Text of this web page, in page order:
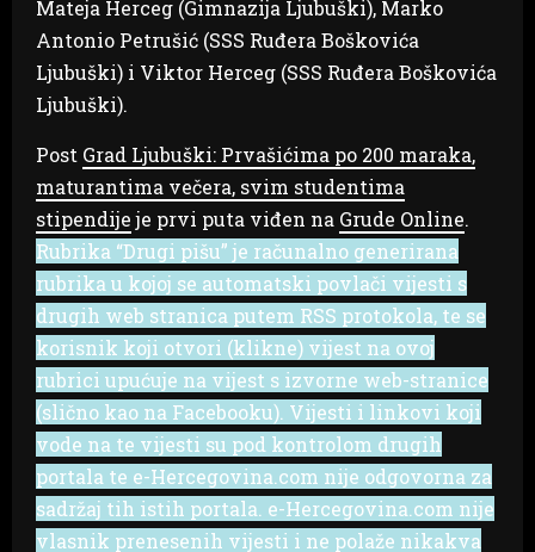
Mateja Herceg (Gimnazija Ljubuški), Marko
Antonio Petrušić (SSS Ruđera Boškovića
Ljubuški) i Viktor Herceg (SSS Ruđera Boškovića
Ljubuški).
Post Grad Ljubuški: Prvašićima po 200 maraka,
maturantima večera, svim studentima
stipendijeje prvi puta viđen na Grude Online.
Rubrika “Drugi pišu” je računalno generirana
rubrika u kojoj se automatski povlači vijesti s
drugih web stranica putem RSS protokola, te se
korisnik koji otvori (klikne) vijest na ovoj
rubrici upućuje na vijest s izvorne web-stranice
(slično kao na Facebooku). Vijesti i linkovi koji
vode na te vijesti su pod kontrolom drugih
portala te e-Hercegovina.com nije odgovorna za
sadržaj tih istih portala. e-Hercegovina.com nije
vlasnik prenesenih vijesti i ne polaže nikakva